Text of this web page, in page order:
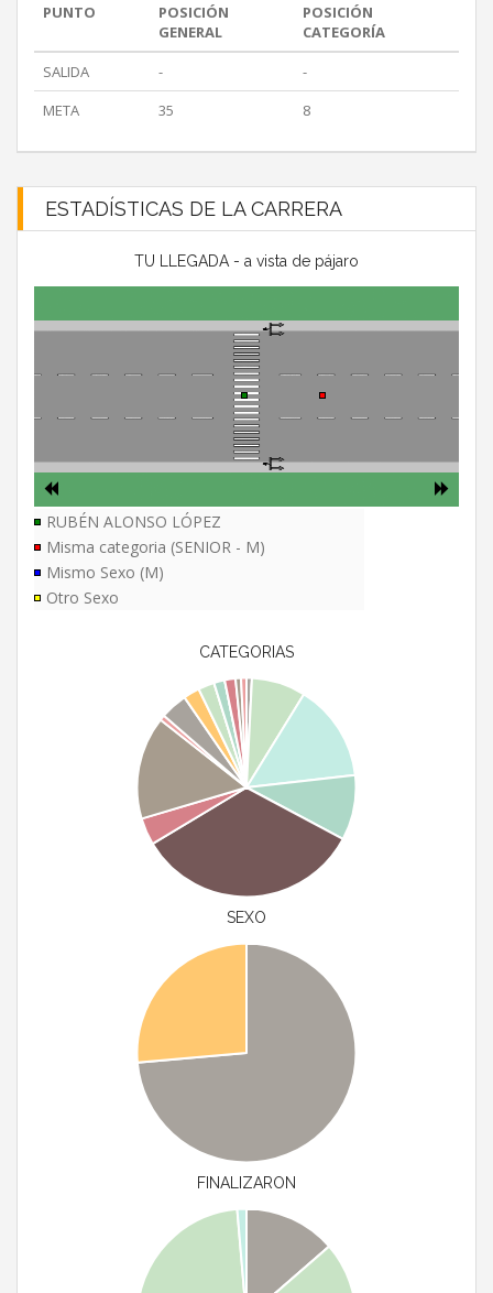
PUNTO
POSICIÓN
GENERAL
POSICIÓN
CATEGORÍA
SALIDA
-
-
META
35 8
ESTADÍSTICAS DE LA CARRERA
TU LLEGADA - a vista de pájaro
RUBÉN ALONSO LÓPEZ
Misma categoria (SENIOR - M)
Mismo Sexo (M)
Otro Sexo
CATEGORIAS
SEXO
FINALIZARON